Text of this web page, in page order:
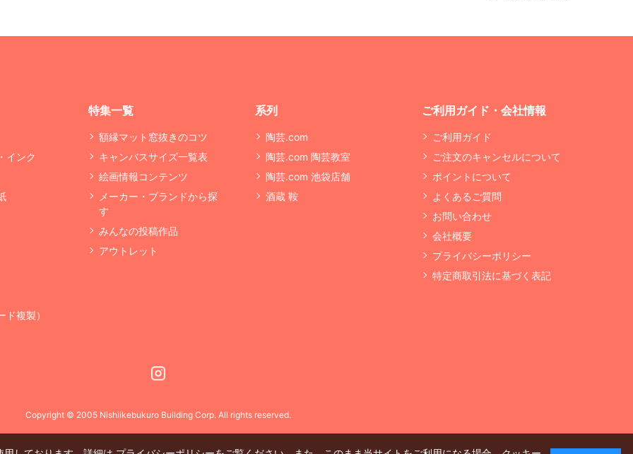
インク
複製）
特集一覧
額縁マット窓抜きのコツ
キャンバスサイズ一覧表
絵画情報コンテンツ
メーカー・ブランドから探
す
みんなの投稿作品
アウトレット
系列
陶芸.com
陶芸.com 陶芸教室
陶芸.com 池袋店舗
酒蔵 鞍
ご利用ガイド・会社情報
ご利用ガイド
ご注文のキャンセルについて
ポイントについて
よくあるご質問
お問い合わせ
会社概要
プライバシーポリシー
特定商取引法に基づく表記
Copyright © 2005 Nishiikebukuro Building Corp. All rights reserved.